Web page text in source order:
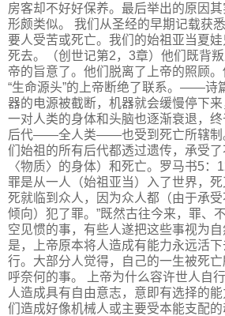
房客却不好好保养。最后举出的原因
形颇类似。 我们从圣经的早期记载获
要人受苦或死亡。我们的始祖亚当夏
死去。（创世记第2，3章）他们既背
帝的旨意了。他们脱离了上帝的照顾
“生命源头”的上帝断绝了联系。——诗
器的电源被截断，机器就会缓慢停下
一对人类的身体和头脑也逐渐衰退，
后代——全人类——也受到死亡所辖制
们始祖的所有后代都透过遗传，承受
〈物质〉的身体）和死亡。罗马书5：
罪是从一人（始祖亚当）入了世界，
死就临到众人，因为众人都（由于承
倾向）犯了罪。”既然古往今来，罪、
空见惯的事，有些人遂把这些事视为
是，上帝原本将人造成有能力永远活
行。大部分人觉得，自己的一生被死
呼奈何的事。 上帝为什么容许世人自
人造成具有自由意志，意即有选择的
们造成好像机械人或主要受本能支配